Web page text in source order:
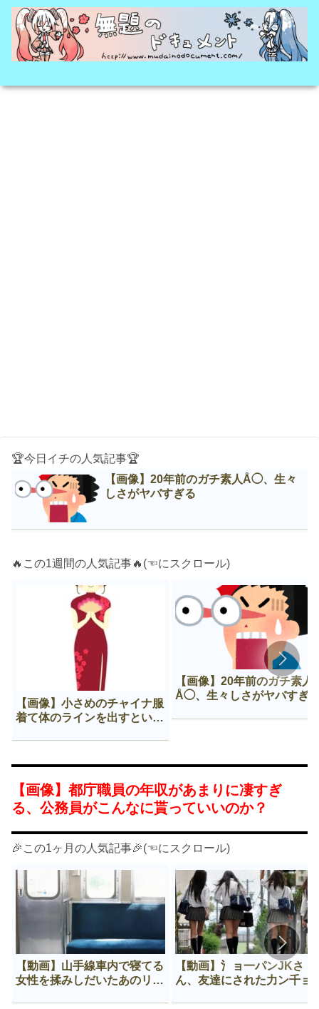
🏆今日イチの人気記事🏆
【画像】20年前のガチ素人Å◯、生々
しさがヤバすぎる
🔥この1週間の人気記事🔥(☜にスクロール)
【画像】小さめのチャイナ服
着て体のラインを出すという
【画像】20年前のガチ素人
Å◯、生々しさがヤバすぎ
【画像】都庁職員の年収があまりに凄すぎ
る、公務員がこんなに貰っていいのか？
🎉この1ヶ月の人気記事🎉(☜にスクロール)
【動画】山手線車内で寝てる
女性を揉みしだいたあのリー
【動画】氵ョ一パンJKさ
ん、友達にされた力ン千ョ